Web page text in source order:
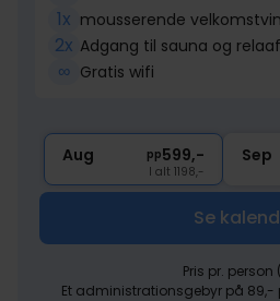
1x mousserende velkomstvin
2x Adgang til sauna og
∞ Gratis wifi
Aug pp599,-
I alt 1198,-
Sep
Se
Pris pr. person
Et administrationsgebyr på